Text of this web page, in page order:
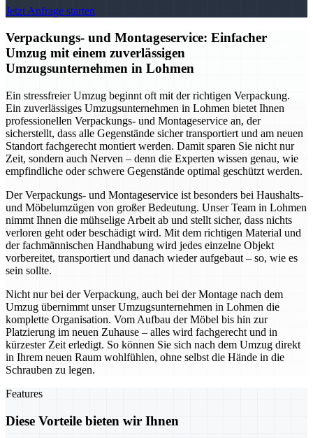
Jetzt Anfrage starten
Verpackungs- und Montageservice: Einfacher
Umzug mit einem zuverlässigen
Umzugsunternehmen in Lohmen
Ein stressfreier Umzug beginnt oft mit der richtigen Verpackung.
Ein zuverlässiges Umzugsunternehmen in Lohmen bietet Ihnen
professionellen Verpackungs- und Montageservice an, der
sicherstellt, dass alle Gegenstände sicher transportiert und am neuen
Standort fachgerecht montiert werden. Damit sparen Sie nicht nur
Zeit, sondern auch Nerven – denn die Experten wissen genau, wie
empfindliche oder schwere Gegenstände optimal geschützt werden.
Der Verpackungs- und Montageservice ist besonders bei Haushalts-
und Möbelumzügen von großer Bedeutung. Unser Team in Lohmen
nimmt Ihnen die mühselige Arbeit ab und stellt sicher, dass nichts
verloren geht oder beschädigt wird. Mit dem richtigen Material und
der fachmännischen Handhabung wird jedes einzelne Objekt
vorbereitet, transportiert und danach wieder aufgebaut – so, wie es
sein sollte.
Nicht nur bei der Verpackung, auch bei der Montage nach dem
Umzug übernimmt unser Umzugsunternehmen in Lohmen die
komplette Organisation. Vom Aufbau der Möbel bis hin zur
Platzierung im neuen Zuhause – alles wird fachgerecht und in
kürzester Zeit erledigt. So können Sie sich nach dem Umzug direkt
in Ihrem neuen Raum wohlfühlen, ohne selbst die Hände in die
Schrauben zu legen.
Features
Diese Vorteile bieten wir Ihnen